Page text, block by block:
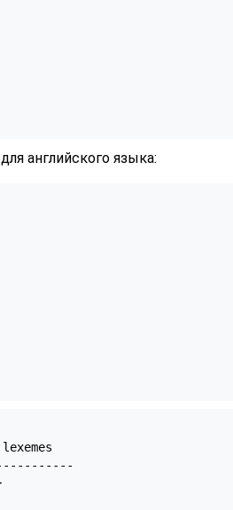
английского языка: